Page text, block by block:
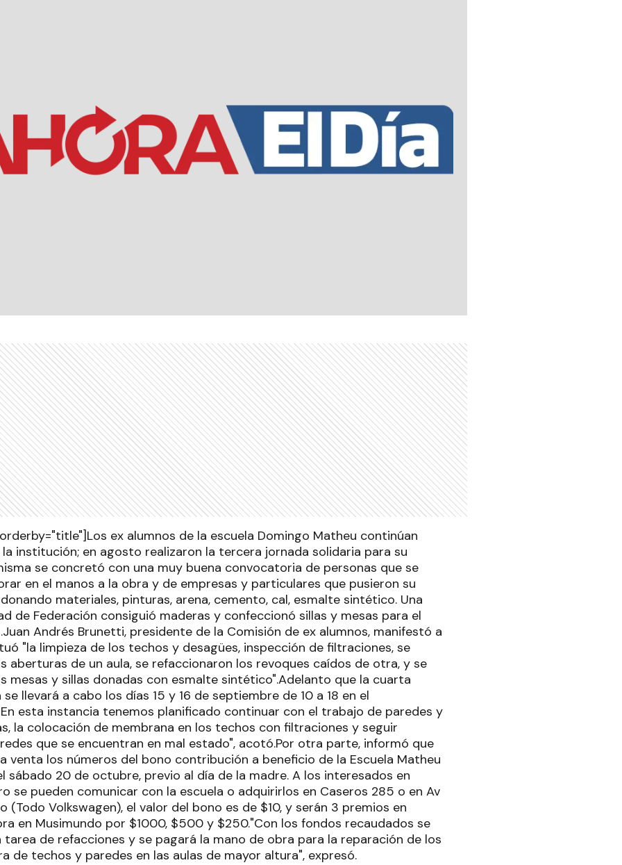
ex alumnos de la escuela Domingo Matheu continúan
institución; en agosto realizaron la tercera jornada solidaria para su
se concretó con una muy buena convocatoria de personas que se
en el manos a la obra y de empresas y particulares que pusieron su
materiales, pinturas, arena, cemento, cal, esmalte sintético. Una
de Federación consiguió maderas y confeccionó sillas y mesas para el
Andrés Brunetti, presidente de la Comisión de ex alumnos, manifestó a
"la limpieza de los techos y desagües, inspección de filtraciones, se
aberturas de un aula, se refaccionaron los revoques caídos de otra, y se
mesas y sillas donadas con esmalte sintético".Adelanto que la cuarta
llevará a cabo los días 15 y 16 de septiembre de 10 a 18 en el
esta instancia tenemos planificado continuar con el trabajo de paredes y
la colocación de membrana en los techos con filtraciones y seguir
que se encuentran en mal estado", acotó.Por otra parte, informó que
venta los números del bono contribución a beneficio de la Escuela Matheu
sábado 20 de octubre, previo al día de la madre. A los interesados en
se pueden comunicar con la escuela o adquirirlos en Caseros 285 o en Av
(Todo Volkswagen), el valor del bono es de $10, y serán 3 premios en
en Musimundo por $1000, $500 y $250."Con los fondos recaudados se
de refacciones y se pagará la mano de obra para la reparación de los
de techos y paredes en las aulas de mayor altura", expresó.